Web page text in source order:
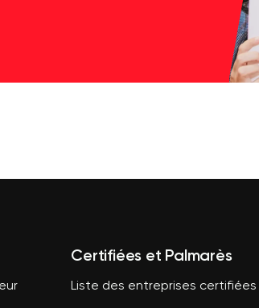
Certifiées et Palmarès
Liste des entreprises certifiées